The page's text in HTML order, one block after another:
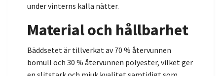
under vinterns kalla nätter.
Material och hållbarhet
Bäddsetet är tillverkat av 70 % återvunnen
bomull och 30 % återvunnen polyester, vilket ger